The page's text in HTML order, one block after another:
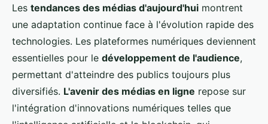
Les tendances des médias d'aujourd'hui montrent
une adaptation continue face à l'évolution rapide des
technologies. Les plateformes numériques deviennent
essentielles pour le développement de l'audience,
permettant d'atteindre des publics toujours plus
diversifiés. L'avenir des médias en ligne repose sur
l'intégration d'innovations numériques telles que